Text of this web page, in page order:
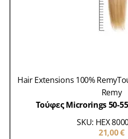
Hair Extensions 100% Remy
Remy
Τούφες Microrings 50-
SKU: HEX
21,00€